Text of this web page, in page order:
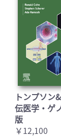
トンプソン
伝医学・ゲ
版
￥12,100